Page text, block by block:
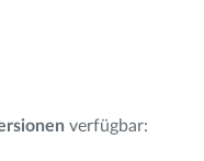
verfügbar: